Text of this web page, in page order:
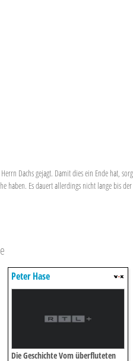
Dachs gejagt. Damit dies ein Ende hat,
haben. Es dauert allerdings nicht lange bis
Peter Hase
Die Geschichte Vom überfluteten